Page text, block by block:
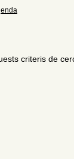
criteris de